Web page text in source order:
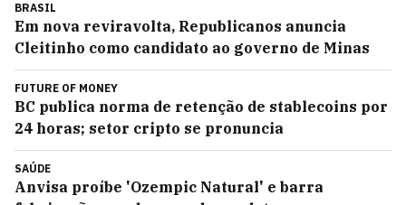
BRASIL
Em nova reviravolta, Republicanos anuncia
Cleitinho como candidato ao governo de Minas
FUTURE OF MONEY
BC publica norma de retenção de stablecoins por
24 horas; setor cripto se pronuncia
SAÚDE
Anvisa proíbe 'Ozempic Natural' e barra